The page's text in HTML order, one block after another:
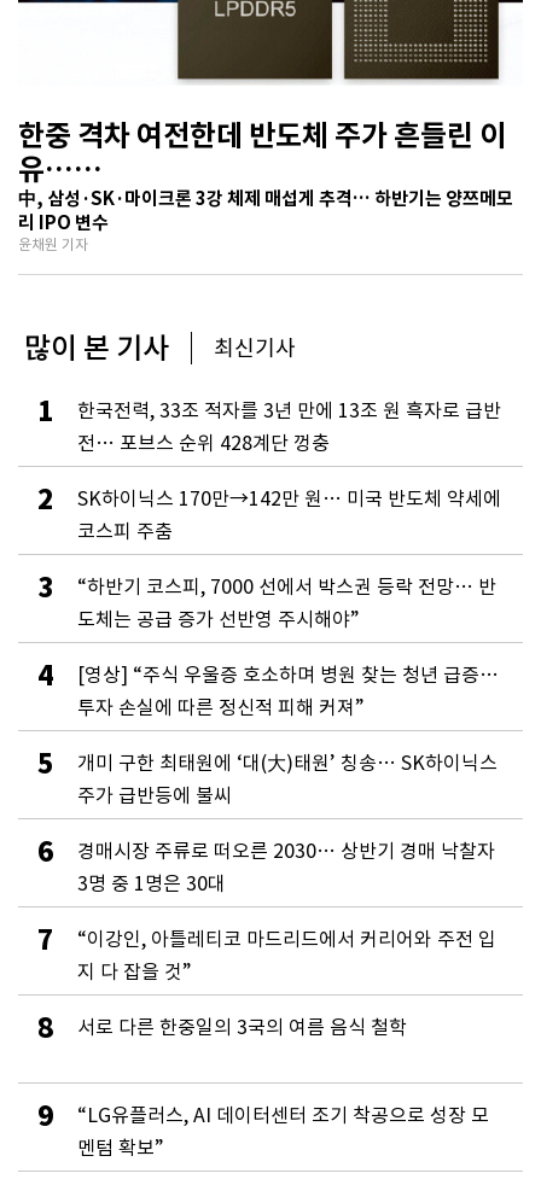
한중 격차 여전한데 반도체 주가 흔들린 이
유…
기술보다 무서운 ‘과점 균열’ 공포
中, 삼성·SK·마이크론 3강 체제 매섭게 추격… 하반기는 양쯔메모
리 IPO 변수
윤채원 기자
많이 본 기사 최신기사
1
한국전력, 33조 적자를 3년 만에 13조 원 흑자로 급반
전… 포브스 순위 428계단 껑충
2
SK하이닉스 170만→142만 원… 미국 반도체 약세에
코스피 주춤
3
“하반기 코스피, 7000 선에서 박스권 등락 전망… 반
도체는 공급 증가 선반영 주시해야”
4
[영상] “주식 우울증 호소하며 병원 찾는 청년 급증…
투자 손실에 따른 정신적 피해 커져”
5
개미 구한 최태원에 ‘대(大)태원’ 칭송… SK하이닉스
주가 급반등에 불씨
6
경매시장 주류로 떠오른 2030… 상반기 경매 낙찰자
3명 중 1명은 30대
7
“이강인, 아틀레티코 마드리드에서 커리어와 주전 입
지 다 잡을 것”
8 서로 다른 한중일의 3국의 여름 음식 철학
9
“LG유플러스, AI 데이터센터 조기 착공으로 성장 모
멘텀 확보”